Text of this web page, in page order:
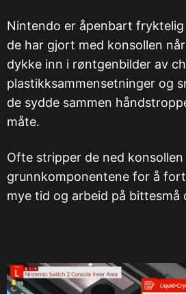
Nintendo er åpenbart
de har gjort med konsollen
dykke inn i røntgenbilder av
plastikksammensetninger og
de sydde sammen
måte.
Ofte stripper de ned konsollen
grunnkomponentene for å
mye tid og arbeid på bittesmå